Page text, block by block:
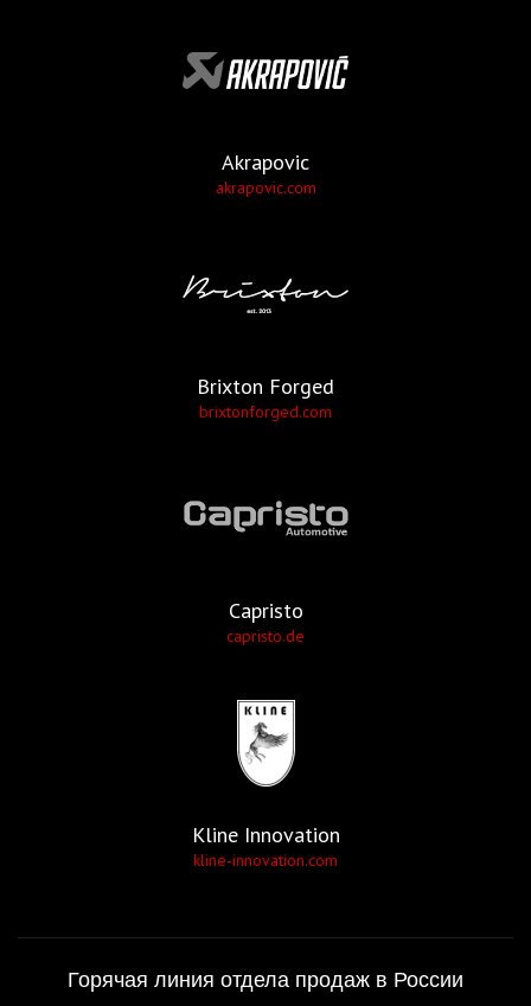
Akrapovic
akrapovic.com
Brixton Forged
brixtonforged.com
Capristo
capristo.de
Kline Innovation
kline-innovation.com
Горячая линия отдела продаж в России